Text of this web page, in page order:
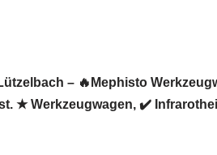
– 🔥Mephisto
★ Werkzeugwagen, ✔️